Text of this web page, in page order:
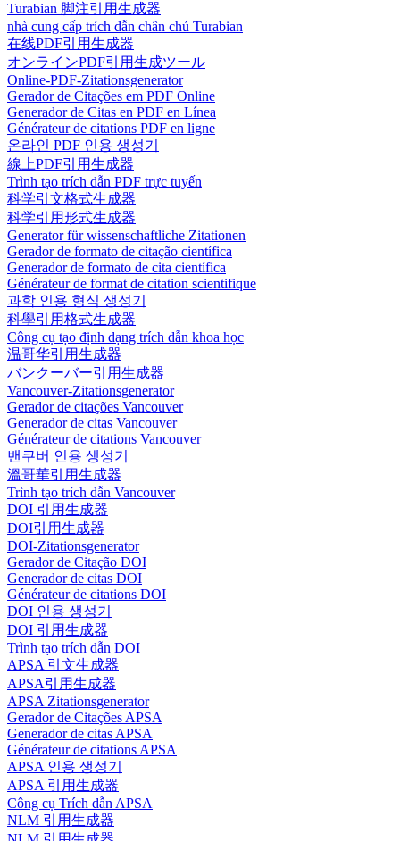
Turabian 脚注引用生成器
nhà cung cấp trích dẫn chân chú Turabian
在线PDF引用生成器
オンラインPDF引用生成ツール
Online-PDF-Zitationsgenerator
Gerador de Citações em PDF Online
Generador de Citas en PDF en Línea
Générateur de citations PDF en ligne
온라인 PDF 인용 생성기
線上PDF引用生成器
Trình tạo trích dẫn PDF trực tuyến
科学引文格式生成器
科学引用形式生成器
Generator für wissenschaftliche Zitationen
Gerador de formato de citação científica
Generador de formato de cita científica
Générateur de format de citation scientifique
과학 인용 형식 생성기
科學引用格式生成器
Công cụ tạo định dạng trích dẫn khoa học
温哥华引用生成器
バンクーバー引用生成器
Vancouver-Zitationsgenerator
Gerador de citações Vancouver
Generador de citas Vancouver
Générateur de citations Vancouver
밴쿠버 인용 생성기
溫哥華引用生成器
Trình tạo trích dẫn Vancouver
DOI 引用生成器
DOI引用生成器
DOI-Zitationsgenerator
Gerador de Citação DOI
Generador de citas DOI
Générateur de citations DOI
DOI 인용 생성기
DOI 引用生成器
Trình tạo trích dẫn DOI
APSA 引文生成器
APSA引用生成器
APSA Zitationsgenerator
Gerador de Citações APSA
Generador de citas APSA
Générateur de citations APSA
APSA 인용 생성기
APSA 引用生成器
Công cụ Trích dẫn APSA
NLM 引用生成器